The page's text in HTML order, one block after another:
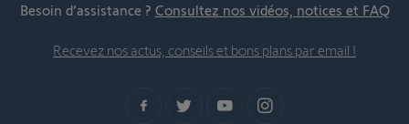
Besoin d’assistance ? Consultez nos vidéos, notices et FAQ
Recevez nos actus, conseils et bons plans par email !